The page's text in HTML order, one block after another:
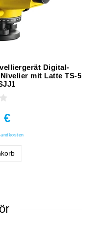
Digital-
mit Latte TS-5
€